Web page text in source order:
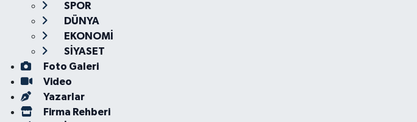
SPOR
DÜNYA
EKONOMİ
SİYASET
Foto Galeri
Video
Yazarlar
Firma Rehberi